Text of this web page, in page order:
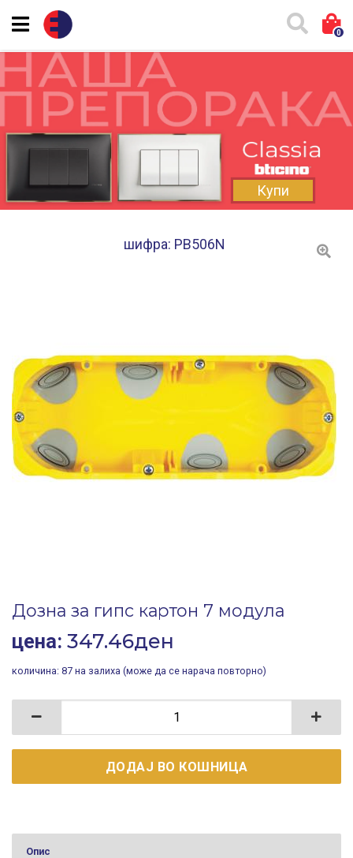
0
Купи
шифра: PB506N
Дозна за гипс картон 7 модула
цена: 347.46ден
количина: 87 на залиха (може да се нарача повторно)
Дозна за гипс картон 7 модула количина
ДОДАЈ ВО КОШНИЦА
Опис